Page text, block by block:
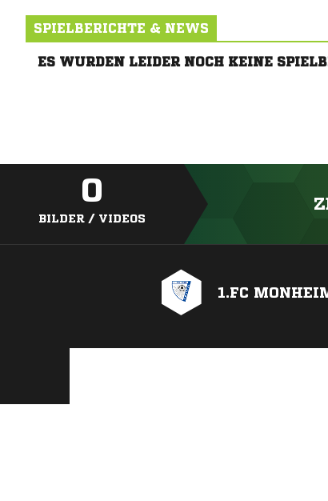
SPIELBERICHTE & NEWS
ES WURDEN LEIDER NOCH KEINE
0
BILDER / VIDEOS
1.FC